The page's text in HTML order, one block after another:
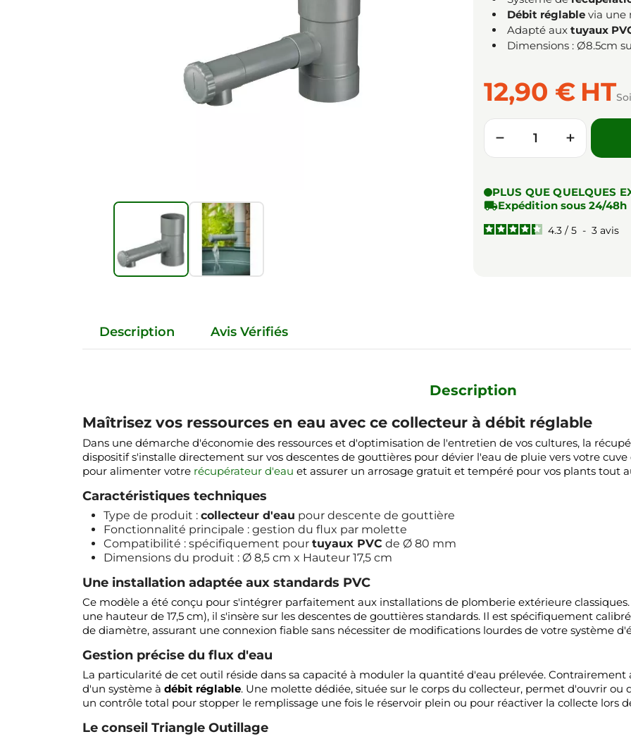
Débit réglable via une
Adapté aux tuyaux
Dimensions : Ø8.5cm
12,90 € HT
Quantité
− +
PLUS QUE QUELQUES
Expédition sous 24/48h
4.3 / 5 - 3 avis
Description Avis Vérifiés
Description
Maîtrisez vos ressources en eau avec ce collecteur à débit réglable
Dans une démarche d'économie des ressources et d'optimisation de l'entretien de vos cultures, la
dispositif s'installe directement sur vos descentes de gouttières pour dévier l'eau de pluie vers votre
pour alimenter votre récupérateur d'eau et assurer un arrosage gratuit et tempéré pour vos plants tout
Caractéristiques techniques
Type de produit : collecteur d'eau pour descente de gouttière
Fonctionnalité principale : gestion du flux par molette
Compatibilité : spécifiquement pour tuyaux PVC de Ø 80 mm
Dimensions du produit : Ø 8,5 cm x Hauteur 17,5 cm
Une installation adaptée aux standards PVC
Ce modèle a été conçu pour s'intégrer parfaitement aux installations de plomberie extérieure
une hauteur de 17,5 cm), il s'insère sur les descentes de gouttières standards. Il est spécifiquement
de diamètre, assurant une connexion fiable sans nécessiter de modifications lourdes de votre système
Gestion précise du flux d'eau
La particularité de cet outil réside dans sa capacité à moduler la quantité d'eau prélevée. Contrairement
d'un système à débit réglable. Une molette dédiée, située sur le corps du collecteur, permet d'ouvrir ou
un contrôle total pour stopper le remplissage une fois le réservoir plein ou pour réactiver la collecte lors
Le conseil Triangle Outillage